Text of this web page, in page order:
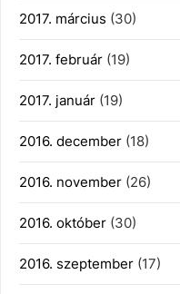
2017. március (30)
2017. február (19)
2017. január (19)
2016. december (18)
2016. november (26)
2016. október (30)
2016. szeptember (17)